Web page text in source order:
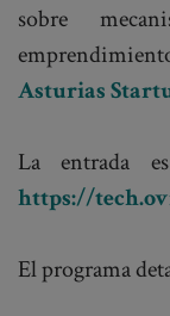
sobre
Asturias
La entrada
https://
El programa